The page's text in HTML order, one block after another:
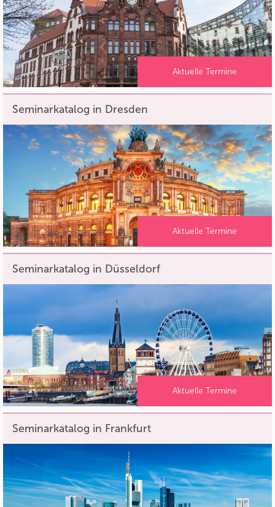
Aktuelle Termine
Seminarkatalog in Dresden
Aktuelle Termine
Seminarkatalog in Düsseldorf
Aktuelle Termine
Seminarkatalog in Frankfurt